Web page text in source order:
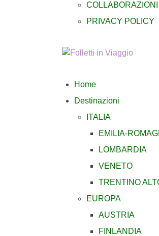
COLLABORAZIONI
PRIVACY POLICY
Home
Destinazioni
ITALIA
EMILIA-
LOMBARDIA
VENETO
TRENTINO
EUROPA
AUSTRIA
FINLANDIA